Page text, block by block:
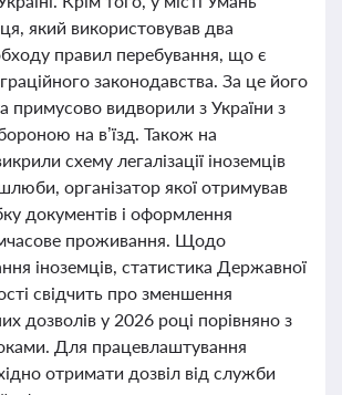
який використовував два
правил перебування, що є
законодавства. За це його
примусово видворили з України з
на в’їзд. Також на
схему легалізації іноземців
організатор якої отримував
документів і оформлення
проживання. Щодо
іноземців, статистика Державної
свідчить про зменшення
дозволів у 2026 році порівняно з
Для працевлаштування
отримати дозвіл від служби